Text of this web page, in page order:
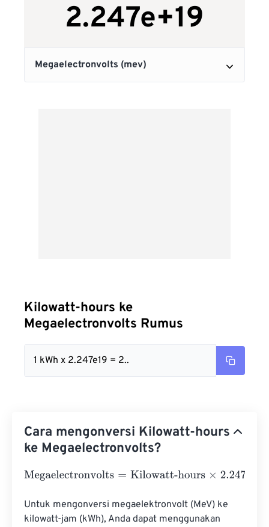
Kilowatt-hours ke
Megaelectronvolts Rumus
1 kWh x 2.247e19 = 2..
Cara mengonversi Kilowatt-hours
ke Megaelectronvolts?
Megaelectronvolts=Kilowatt-hours×2.247e 19
Untuk mengonversi megaelektronvolt (MeV) ke
kilowatt-jam (kWh), Anda dapat menggunakan